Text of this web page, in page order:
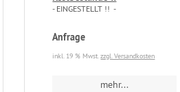
- EINGESTELLT !! -
Anfrage
inkl. 19 % Mwst.zzgl. Versandkosten
mehr...